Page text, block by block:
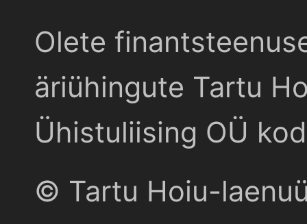
Olete
äriühingute Tartu
Ühistuliising OÜ
© Tartu Hoiu-